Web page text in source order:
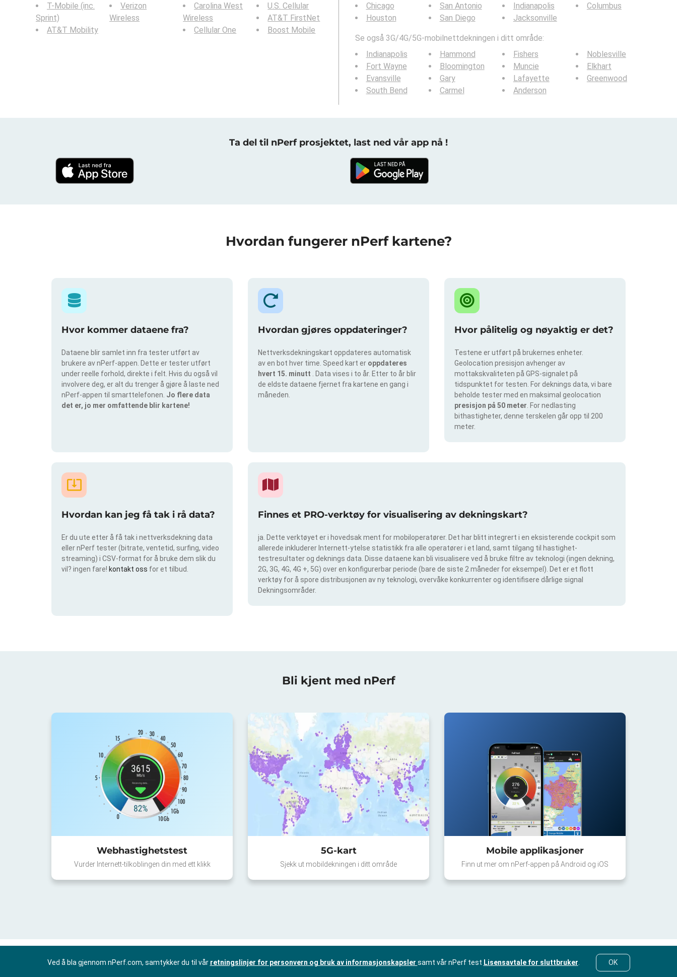
T-Mobile (inc.
Sprint)
AT&T Mobility
Verizon
Wireless
Carolina West
Wireless
Cellular One
U.S. Cellular
AT&T FirstNet
Boost Mobile
Chicago
Houston
San Antonio
San Diego
Indianapolis
Jacksonville
Columbus
Se også 3G/4G/5G-mobilnettdekningen i ditt område:
Indianapolis
Fort Wayne
Evansville
South Bend
Hammond
Bloomington
Gary
Carmel
Fishers
Muncie
Lafayette
Anderson
Noblesville
Elkhart
Greenwood
Ta del til nPerf prosjektet, last ned vår app nå !
Hvordan fungerer nPerf kartene?
Hvor kommer dataene fra?
Dataene blir samlet inn fra tester utført av
brukere av nPerf-appen. Dette er tester utført
under reelle forhold, direkte i felt. Hvis du også vil
involvere deg, er alt du trenger å gjøre å laste ned
nPerf-appen til smarttelefonen. Jo flere data
det er, jo mer omfattende blir kartene!
Hvordan gjøres oppdateringer?
Nettverksdekningskart oppdateres automatisk
av en bot hver time. Speed kart er oppdateres
hvert 15. minutt . Data vises i to år. Etter to år blir
de eldste dataene fjernet fra kartene en gang i
måneden.
Hvor pålitelig og nøyaktig er det?
Testene er utført på brukernes enheter.
Geolocation presisjon avhenger av
mottakskvaliteten på GPS-signalet på
tidspunktet for testen. For deknings data, vi bare
beholde tester med en maksimal geolocation
presisjon på 50 meter . For nedlasting
bithastigheter, denne terskelen går opp til 200
meter.
Hvordan kan jeg få tak i rå data?
Er du ute etter å få tak i nettverksdekning data
eller nPerf tester (bitrate, ventetid, surfing, video
streaming) i CSV-format for å bruke dem slik du
vil? ingen fare! kontakt oss for et tilbud.
Finnes et PRO-verktøy for visualisering av dekningskart?
ja. Dette verktøyet er i hovedsak ment for mobiloperatører. Det har blitt integrert i en eksisterende cockpit som
allerede inkluderer Internett-ytelse statistikk fra alle operatører i et land, samt tilgang til hastighet-
testresultater og deknings data. Disse dataene kan bli visualisere ved å bruke filtre av teknologi (ingen dekning,
2G, 3G, 4G, 4G +, 5G) over en konfigurerbar periode (bare de siste 2 måneder for eksempel). Det er et flott
verktøy for å spore distribusjonen av ny teknologi, overvåke konkurrenter og identifisere dårlige signal
Dekningsområder.
Bli kjent med nPerf
Webhastighetstest
Vurder Internett-tilkoblingen din med ett klikk
5G-kart
Sjekk ut mobildekningen i ditt område
Mobile applikasjoner
Finn ut mer om nPerf-appen på Android og iOS
Ved å bla gjennom nPerf.com, samtykker du til vår retningslinjer for personvern og bruk av informasjonskapsler samt vår nPerf test Lisensavtale for sluttbruker OK